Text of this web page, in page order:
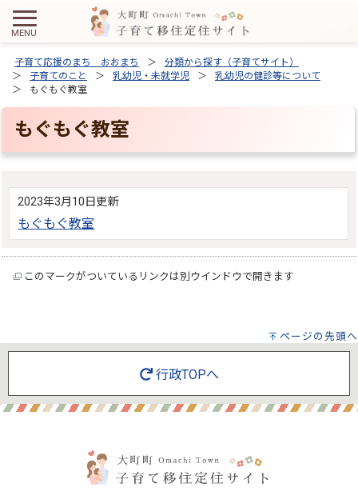
子育て応援のまち おおまち
分類から探す（子育てサイト）
子育てのこと
乳幼児・未就学児
乳幼児の健診等について
もぐもぐ教室
もぐもぐ教室
2023年3月10日更新
もぐもぐ教室
このマークがついているリンクは別ウインドウで開きます
ページの先頭へ
行政TOPへ